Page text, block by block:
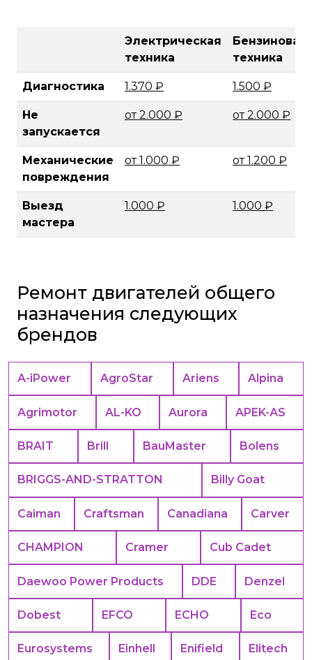
Электрическая
техника
Бензиновая
техника
Диагностика 1.370 ₽ 1.500 ₽
Не
запускается
от 2.000 ₽ от 2.000 ₽
Механические
повреждения
от 1.000 ₽ от 1.200 ₽
Выезд
мастера
1.000 ₽ 1.000 ₽
Ремонт двигателей общего
назначения следующих
брендов
A-iPower AgroStar Ariens Alpina
Agrimotor AL-KO Aurora APEK-АS
BRAIT Brill BauMaster Bolens
BRIGGS-AND-STRATTON Billy Goat
Caiman Craftsman Canadiana Carver
CHAMPION Cramer Cub Cadet
Daewoo Power Products DDE Denzel
Dobest EFCO ECHO Eco
Eurosystems Einhell Enifield Elitech